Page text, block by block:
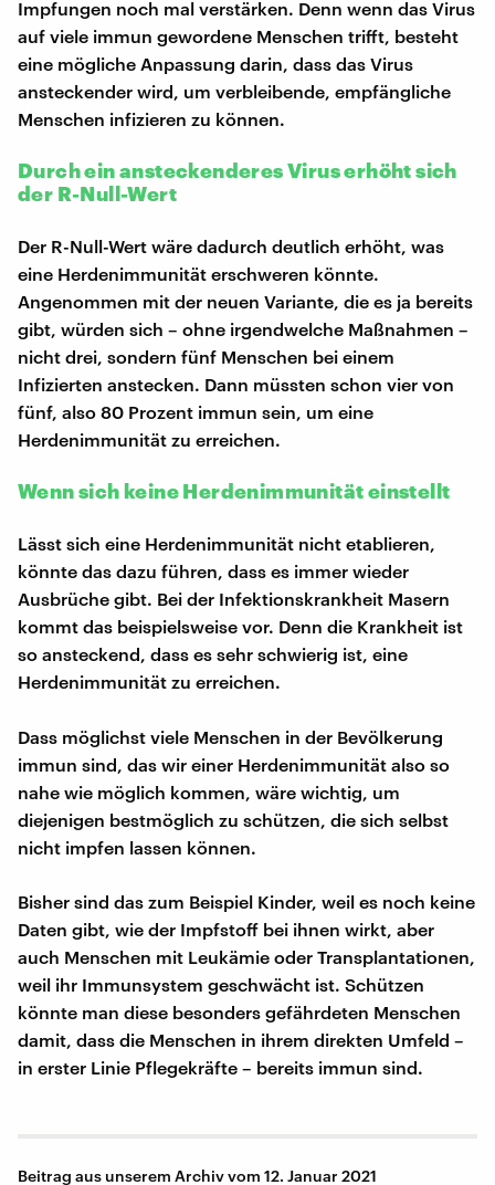
Impfungen noch mal verstärken. Denn wenn das Virus
auf viele immun gewordene Menschen trifft, besteht
eine mögliche Anpassung darin, dass das Virus
ansteckender wird, um verbleibende, empfängliche
Menschen infizieren zu können.
Durch ein ansteckenderes Virus erhöht sich
der R-Null-Wert
Der R-Null-Wert wäre dadurch deutlich erhöht, was
eine Herdenimmunität erschweren könnte.
Angenommen mit der neuen Variante, die es ja bereits
gibt, würden sich – ohne irgendwelche Maßnahmen –
nicht drei, sondern fünf Menschen bei einem
Infizierten anstecken. Dann müssten schon vier von
fünf, also 80 Prozent immun sein, um eine
Herdenimmunität zu erreichen.
Wenn sich keine Herdenimmunität einstellt
Lässt sich eine Herdenimmunität nicht etablieren,
könnte das dazu führen, dass es immer wieder
Ausbrüche gibt. Bei der Infektionskrankheit Masern
kommt das beispielsweise vor. Denn die Krankheit ist
so ansteckend, dass es sehr schwierig ist, eine
Herdenimmunität zu erreichen.
Dass möglichst viele Menschen in der Bevölkerung
immun sind, das wir einer Herdenimmunität also so
nahe wie möglich kommen, wäre wichtig, um
diejenigen bestmöglich zu schützen, die sich selbst
nicht impfen lassen können.
Bisher sind das zum Beispiel Kinder, weil es noch keine
Daten gibt, wie der Impfstoff bei ihnen wirkt, aber
auch Menschen mit Leukämie oder Transplantationen,
weil ihr Immunsystem geschwächt ist. Schützen
könnte man diese besonders gefährdeten Menschen
damit, dass die Menschen in ihrem direkten Umfeld –
in erster Linie Pflegekräfte – bereits immun sind.
Beitrag aus unserem Archiv vom 12. Januar 2021